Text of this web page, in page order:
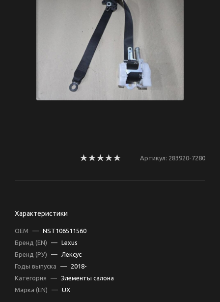
Артикул: 283920-7280
Характеристики
OEM — NST106511560
Бренд (EN)
— Lexus
Бренд (РУ)
— Лексус
Годы выпуска
—
2018-
Категория
— Элементы салона
Марка (EN)
— UX